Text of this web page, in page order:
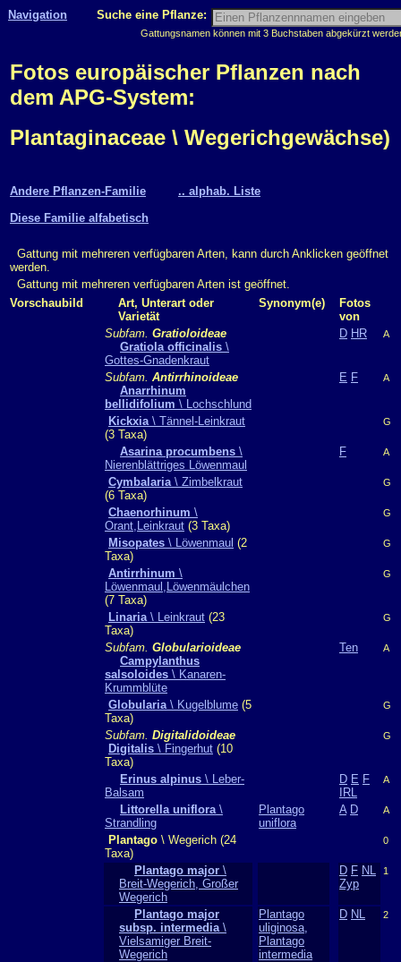
Navigation Suche eine Pflanze:
Gattungsnamen können mit 3 Buchstaben abgekürzt
Fotos europäischer Pflanzen nach
dem APG-System:
Plantaginaceae \ Wegerichgewächse)
Andere Pflanzen-Familie
.. alphab. Liste
Diese Familie alfabetisch
Gattung mit mehreren verfügbaren Arten, kann durch Anklicken geöffnet
werden.
Gattung mit mehreren verfügbaren Arten ist geöffnet.
Vorschaubild
Art, Unterart oder
Varietät
Synonym(e)
Fotos
von
Subfam. Gratioloideae
Gratiola officinalis \
Gottes-Gnadenkraut
D HR A
Subfam. Antirrhinoideae
Anarrhinum
bellidifolium \ Lochschlund
E F A
Kickxia\ Tännel-Leinkraut
(3 Taxa)
G
Asarina procumbens \
Nierenblättriges Löwenmaul
F A
Cymbalaria\ Zimbelkraut
(6 Taxa)
G
Chaenorhinum \
Orant,Leinkraut (3 Taxa)
G
Misopates \ Löwenmaul (2
Taxa)
G
Antirrhinum \
Löwenmaul,Löwenmäulchen
(7 Taxa)
G
Linaria\ Leinkraut (23
Taxa)
G
Subfam. Globularioideae
Campylanthus
salsoloides \ Kanaren-
Krummblüte
Ten A
Globularia\ Kugelblume (5
Taxa)
G
Subfam. Digitalidoideae
Digitalis \ Fingerhut (10
Taxa)
G
Erinus alpinus \ Leber-
Balsam
D E F
IRL
A
Littorella uniflora\
Strandling
Plantago
uniflora
A D A
Plantago \ Wegerich (24
Taxa)
0
Plantago major \
Breit-Wegerich, Großer
Wegerich
D F NL
Zyp
1
Plantago major
subsp. intermedia\
Vielsamiger Breit-
Wegerich
Plantago
uliginosa,
Plantago
intermedia
D NL 2